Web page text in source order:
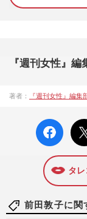
『週刊女性』編
著者： 『週刊女性』編集
facebo
ok い
X
ト
タ
前田敦子に関